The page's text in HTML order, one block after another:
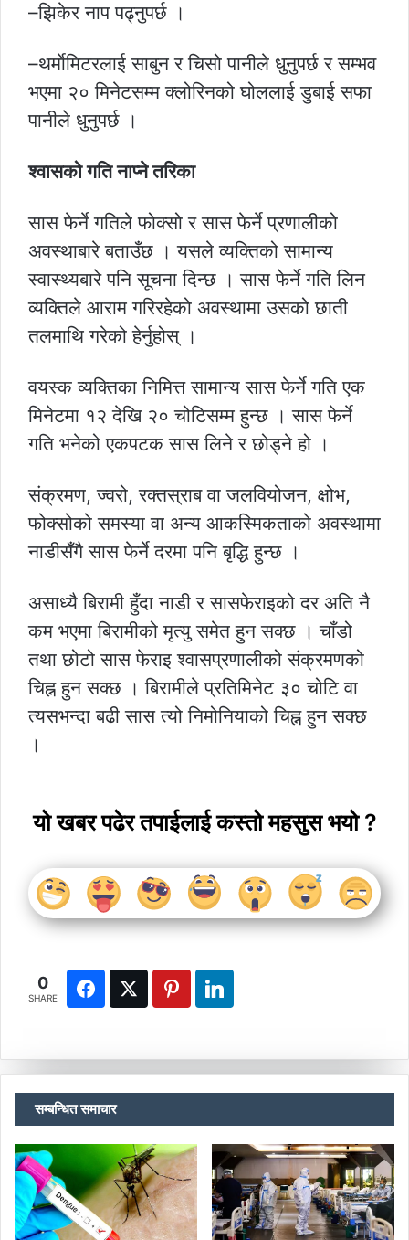
–झिकेर नाप पढ्नुपर्छ ।
–थर्माेमिटरलाई साबुन र चिसो पानीले धुनुपर्छ र सम्भव
भएमा २० मिनेटसम्म क्लोरिनको घोललाई डुबाई सफा
पानीले धुनुपर्छ ।
श्वासको गति नाप्ने तरिका
सास फेर्ने गतिले फोक्सो र सास फेर्ने प्रणालीको
अवस्थाबारे बताउँछ । यसले व्यक्तिको सामान्य
स्वास्थ्यबारे पनि सूचना दिन्छ । सास फेर्ने गति लिन
व्यक्तिले आराम गरिरहेको अवस्थामा उसको छाती
तलमाथि गरेको हेर्नुहोस् ।
वयस्क व्यक्तिका निमित्त सामान्य सास फेर्ने गति एक
मिनेटमा १२ देखि २० चोटिसम्म हुन्छ । सास फेर्ने
गति भनेको एकपटक सास लिने र छोड्ने हो ।
संक्रमण, ज्वरो, रक्तस्राब वा जलवियोजन, क्षोभ,
फोक्सोको समस्या वा अन्य आकस्मिकताको अवस्थामा
नाडीसँगै सास फेर्ने दरमा पनि बृद्धि हुन्छ ।
असाध्यै बिरामी हुँदा नाडी र सासफेराइको दर अति नै
कम भएमा बिरामीको मृत्यु समेत हुन सक्छ । चाँडो
तथा छोटो सास फेराइ श्वासप्रणालीको संक्रमणको
चिह्न हुन सक्छ । बिरामीले प्रतिमिनेट ३० चोटि वा
त्यसभन्दा बढी सास त्यो निमोनियाको चिह्न हुन सक्छ
।
यो खबर पढेर तपाईलाई कस्तो महसुस भयो ?
0
SHARE
सम्बन्धित समाचार